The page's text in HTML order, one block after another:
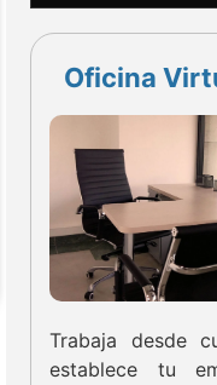
Oficina
Trabaja desde
establece tu